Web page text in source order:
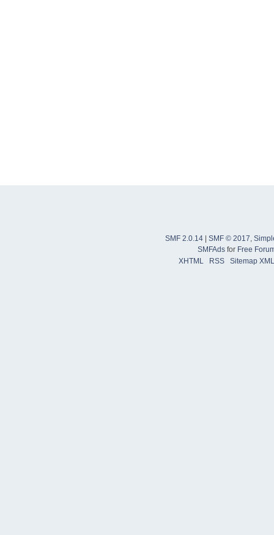
SMF 2.0.14 SMF © 2017
SMFAdsfor Free
XHTML
RSS Sitemap XML